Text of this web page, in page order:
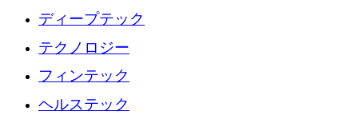
ディープテック
テクノロジー
フィンテック
ヘルステック